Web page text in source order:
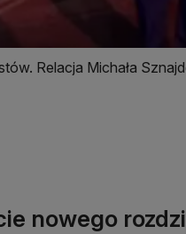
Relacja Michała
nowego